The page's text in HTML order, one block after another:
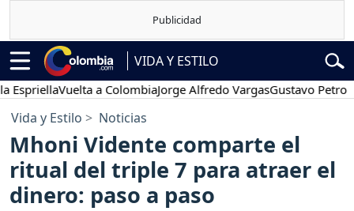
VIDA Y ESTILO
Vuelta a ColombiaJorge Alfredo VargasGustavo Petro
Vida y Estilo Noticias
Mhoni Vidente comparte el
ritual del triple 7 para atraer el
dinero: paso a paso